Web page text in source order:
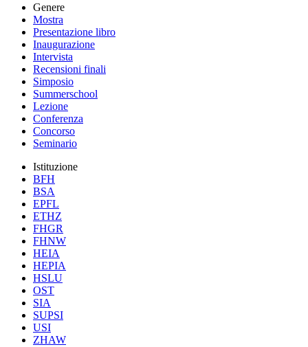
Genere
Mostra
Presentazione libro
Inaugurazione
Intervista
Recensioni finali
Simposio
Summerschool
Lezione
Conferenza
Concorso
Seminario
Istituzione
BFH
BSA
EPFL
ETHZ
FHGR
FHNW
HEIA
HEPIA
HSLU
OST
SIA
SUPSI
USI
ZHAW